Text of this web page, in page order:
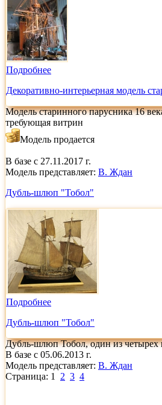
Подробнее
Декоративно-интерьерная модель
Модель старинного парусника 16
требующая витрин
Модель продается
В базе с 27.11.2017 г.
Модель представляет: В. Ждан
Дубль-шлюп "Тобол"
Подробнее
Дубль-шлюп "Тобол"
Дубль-шлюп Тобол, один из
В базе с 05.06.2013 г.
Модель представляет: В. Ждан
Страница: 1 2 3 4